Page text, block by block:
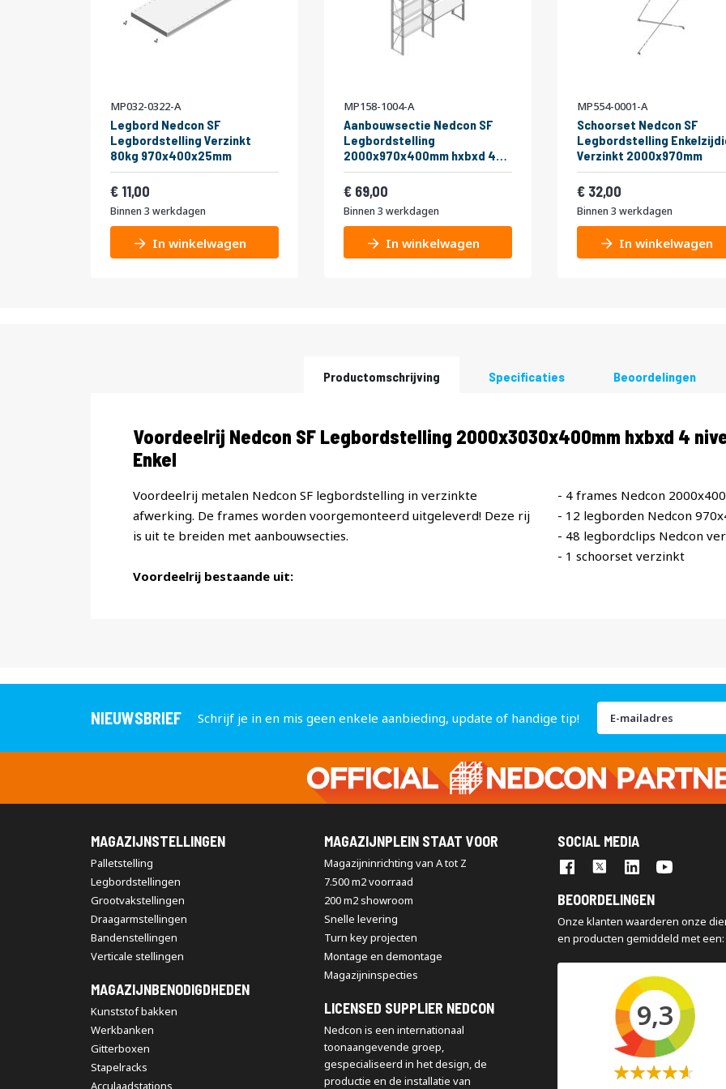
MP032-0322-A
Legbord Nedcon SF
Legbordstelling Verzinkt
80kg 970x400x25mm
Vanaf
11,00
Binnen 3 werkdagen
In winkelwagen
MP158-1004-A
Aanbouwsectie Nedcon SF
Legbordstelling
2000x970x400mm hxbxd 4
niveaus Metaal Verzinkt 80kg
Enkel
Vanaf
69,00
Binnen 3 werkdagen
In winkelwagen
MP554-0001-A
Schoorset Nedcon SF
Legbordstelling
Verzinkt 2000x970mm
Vanaf
32,00
Binnen 3 werkdagen
In winkelwagen
Productomschrijving
Productomschrijving
Voordeelrij Nedcon SF Legbordstelling 2000x3030x400mm hxbxd 4
Enkel
Voordeelrij metalen Nedcon SF legbordstelling in verzinkte
afwerking. De frames worden voorgemonteerd uitgeleverd! Deze rij
is uit te breiden met aanbouwsecties.
Voordeelrij bestaande uit:
- 4 frames Nedcon
- 12 legborden Nedcon
- 48 legbordclips Nedcon
- 1 schoorset verzinkt
Specificaties Beoordelingen
NIEUWSBRIEF Schrijf je in en mis geen enkele aanbieding, update of handige tip!
Abonneer
op
onze
nieuwsbrief
MAGAZIJNSTELLINGEN
Palletstelling
Legbordstellingen
Grootvakstellingen
Draagarmstellingen
Bandenstellingen
Verticale stellingen
MAGAZIJNBENODIGDHEDEN
Kunststof bakken
Werkbanken
Gitterboxen
Stapelracks
Acculaadstations
MAGAZIJNPLEIN STAAT VOOR
Magazijninrichting van A tot Z
7.500 m2 voorraad
200 m2 showroom
Snelle levering
Turn key projecten
Montage en demontage
Magazijninspecties
LICENSED SUPPLIER NEDCON
Nedcon is een internationaal
toonaangevende groep,
gespecialiseerd in het design, de
productie en de installatie van
SOCIAL MEDIA
BEOORDELINGEN
Onze klanten waarderen onze
en producten gemiddeld met een:
9,3
Waardering: